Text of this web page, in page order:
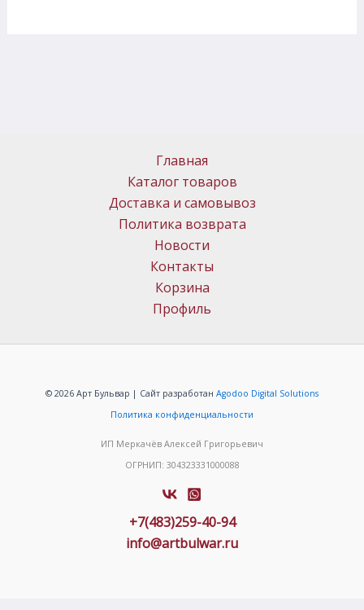
Главная
Каталог товаров
Доставка и самовывоз
Политика возврата
Новости
Контакты
Корзина
Профиль
© 2026 Арт Бульвар | Сайт разработан Agodoo Digital Solutions
Политика конфиденциальности
ИП Меркачёв Алексей Григорьевич
ОГРНИП: 304323331000088
+7(483)259-40-94
info@artbulwar.ru